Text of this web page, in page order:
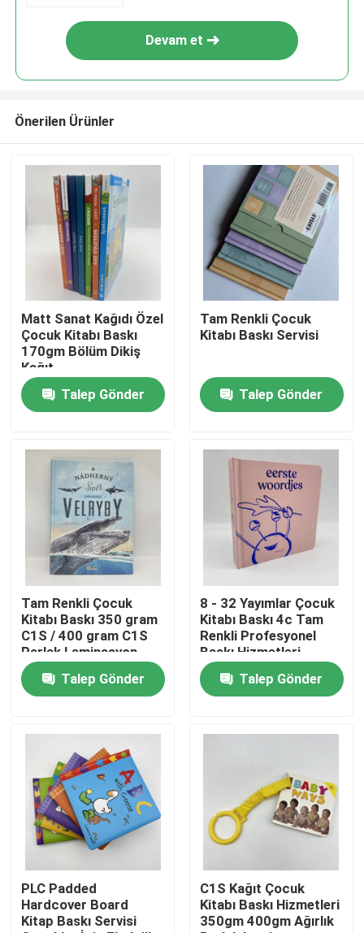
Ürünler
videolar
Hakkımızda
Kaynak
Haberler
Bir teklif isteği
Sehpa Kitap Basımı
Tarot Kartı Baskı
Devam et
Önerilen Ürünler
Matt Sanat Kağıdı Özel
Çocuk Kitabı Baskı
170gm Bölüm Dikiş
Kağıt
Talep Gönder
Tam Renkli Çocuk
Kitabı Baskı Servisi
Talep Gönder
Tam Renkli Çocuk
Kitabı Baskı 350 gram
C1S / 400 gram C1S
Parlak Laminasyon
Talep Gönder
8 - 32 Yayımlar Çocuk
Kitabı Baskı 4c Tam
Renkli Profesyonel
Baskı Hizmetleri
Talep Gönder
PLC Padded
Hardcover Board
Kitap Baskı Servisi
C1S Kağıt Çocuk
Kitabı Baskı Hizmetleri
350gm 400gm Ağırlık